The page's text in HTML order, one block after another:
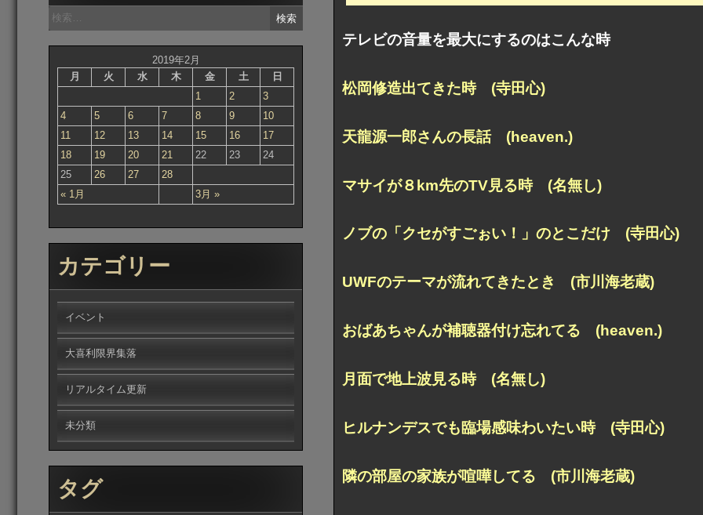
テレビの音量を最大にするのはこんな時
松岡修造出てきた時 (寺田心)
天龍源一郎さんの長話 (heaven.)
マサイが８km先のTV見る時 (名無し)
ノブの「クセがすごぉい！」のとこだけ (寺田心)
UWFのテーマが流れてきたとき (市川海老蔵)
おばあちゃんが補聴器付け忘れてる (heaven.)
月面で地上波見る時 (名無し)
ヒルナンデスでも臨場感味わいたい時 (寺田心)
隣の部屋の家族が喧嘩してる (市川海老蔵)
検
索:
2019年2月
月
火 水 木 金 土 日
« 1月 3月 »
1 2
3
4
5 6 7 8 9
10
11
12 13 14 15 16
17
18
19 20 21 22 23
24
25
26 27 28
カテゴリー
イベント
大喜利限界集落
リアルタイム更新
未分類
タグ